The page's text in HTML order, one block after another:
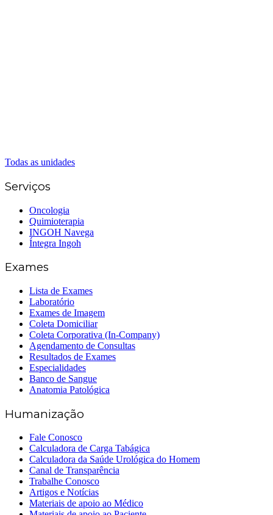
Todas as unidades
Serviços
Oncologia
Quimioterapia
INGOH Navega
Íntegra Ingoh
Exames
Lista de Exames
Laboratório
Exames de Imagem
Coleta Domiciliar
Coleta Corporativa (In-Company)
Agendamento de Consultas
Resultados de Exames
Especialidades
Banco de Sangue
Anatomia Patológica
Humanização
Fale Conosco
Calculadora de Carga Tabágica
Calculadora da Saúde Urológica do Homem
Canal de Transparência
Trabalhe Conosco
Artigos e Notícias
Materiais de apoio ao Médico